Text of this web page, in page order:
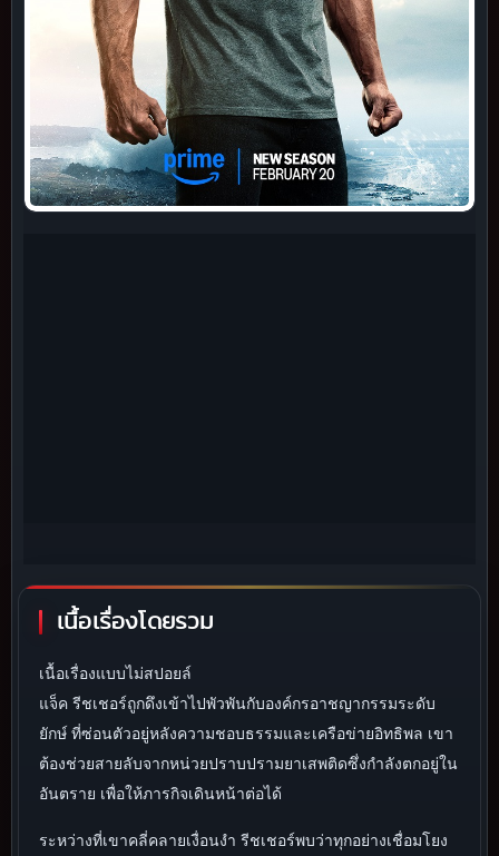
เนื้อเรื่องโดยรวม
เนื้อเรื่องแบบไม่สปอยล์
แจ็ค รีชเชอร์ถูกดึงเข้าไปพัวพันกับองค์กรอาชญากรรมระดับ
ยักษ์ ที่ซ่อนตัวอยู่หลังความชอบธรรมและเครือข่ายอิทธิพล เขา
ต้องช่วยสายลับจากหน่วยปราบปรามยาเสพติดซึ่งกำลังตกอยู่ใน
อันตราย เพื่อให้ภารกิจเดินหน้าต่อได้
ระหว่างที่เขาคลี่คลายเงื่อนงำ รีชเชอร์พบว่าทุกอย่างเชื่อมโยง